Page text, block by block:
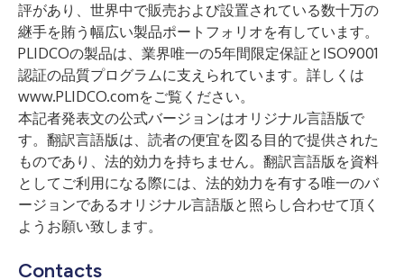
評があり、世界中で販売および設置されている数十万の
継手を賄う幅広い製品ポートフォリオを有しています。
PLIDCOの製品は、業界唯一の5年間限定保証とISO9001
認証の品質プログラムに支えられています。詳しくは
www.PLIDCO.comをご覧ください。
本記者発表文の公式バージョンはオリジナル言語版で
す。翻訳言語版は、読者の便宜を図る目的で提供された
ものであり、法的効力を持ちません。翻訳言語版を資料
としてご利用になる際には、法的効力を有する唯一のバ
ージョンであるオリジナル言語版と照らし合わせて頂く
ようお願い致します。
Contacts